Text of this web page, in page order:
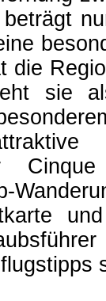
die
sie